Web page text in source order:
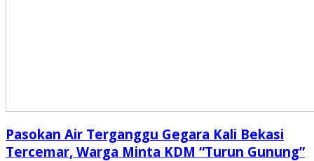
Pasokan Air Terganggu Gegara Kali Bekasi
Tercemar, Warga Minta KDM “Turun Gunung”